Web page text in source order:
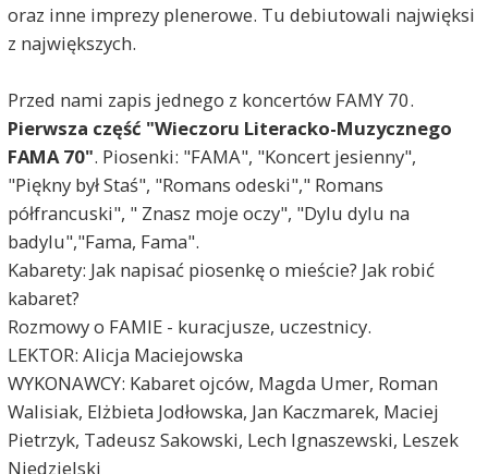
oraz inne imprezy plenerowe. Tu debiutowali najwięksi
z największych.
Przed nami zapis jednego z koncertów FAMY 70.
Pierwsza część "Wieczoru Literacko-Muzycznego
FAMA 70". Piosenki: "FAMA", "Koncert jesienny",
"Piękny był Staś", "Romans odeski"," Romans
półfrancuski", " Znasz moje oczy", "Dylu dylu na
badylu","Fama, Fama".
Kabarety: Jak napisać piosenkę o mieście? Jak robić
kabaret?
Rozmowy o FAMIE - kuracjusze, uczestnicy.
LEKTOR: Alicja Maciejowska
WYKONAWCY: Kabaret ojców, Magda Umer, Roman
Walisiak, Elżbieta Jodłowska, Jan Kaczmarek, Maciej
Pietrzyk, Tadeusz Sakowski, Lech Ignaszewski, Leszek
Niedzielski